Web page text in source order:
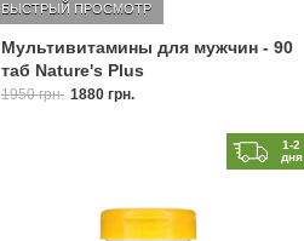
Мультивитамины для мужчин - 90
таб Nature's Plus
БЫСТРЫЙ ПРОСМОТР
1950 грн. 1880 грн.
1-2
дня